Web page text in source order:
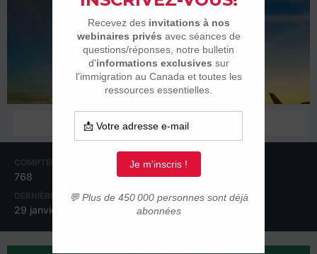
mike_spencer
Habitués
COMPTEUR DE CONTENUS
768
INSCRIPTION
29 septembre 2016
DERNIÈRE VISITE
29 janvier 2020
JOURS GAGNÉS
7